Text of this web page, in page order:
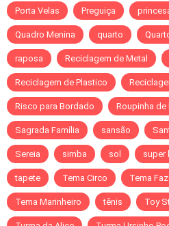
Porta Velas Preguiça
Quadro Menina quarto
raposa Reciclagem de Metal
Reciclagem de Plastico
Risco para Bordado Roupinha de
Sagrada Família sansão
Sereia simba sol super
tapete Tema Circo Tema
Tema Marinheiro tênis Toy